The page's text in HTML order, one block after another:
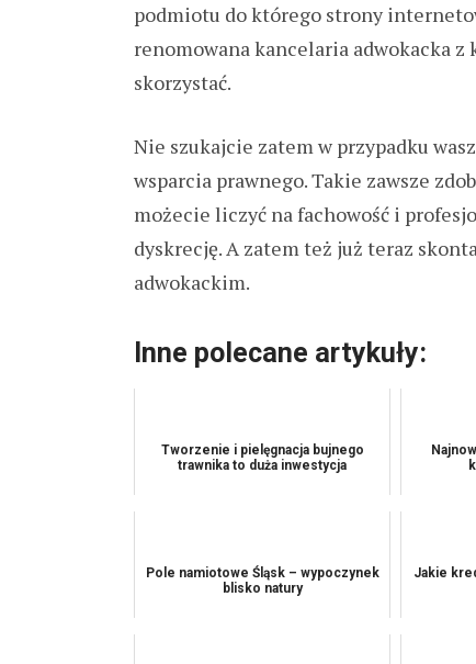
podmiotu do którego strony
renomowana kancelaria adwokacka
skorzystać.
Nie szukajcie zatem w przypadku
wsparcia prawnego. Takie zawsze
możecie liczyć na fachowość i
dyskrecję. A zatem też już teraz
adwokackim.
Inne polecane artykuły:
Tworzenie i pielęgnacja bujnego
trawnika to duża inwestycja
Pole namiotowe Śląsk – wypoczynek
blisko natury
Jakie